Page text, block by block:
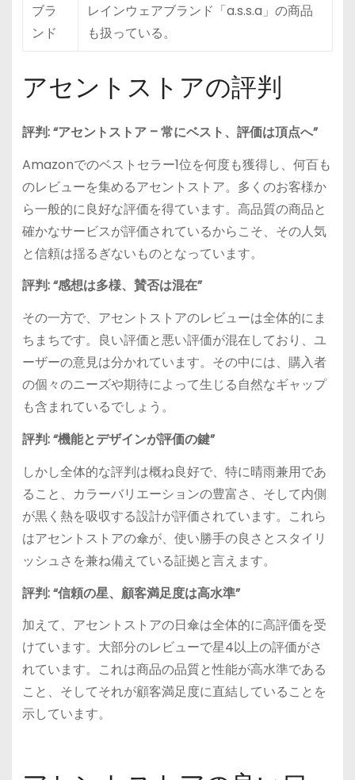
ブラ
ンド
レインウェアブランド「a.s.s.a」の商品
も扱っている。
アセントストアの評判
評判: “アセントストア – 常にベスト、評価は頂点へ”
Amazonでのベストセラー1位を何度も獲得し、何百も
のレビューを集めるアセントストア。多くのお客様か
ら一般的に良好な評価を得ています。高品質の商品と
確かなサービスが評価されているからこそ、その人気
と信頼は揺るぎないものとなっています。
評判: “感想は多様、賛否は混在”
その一方で、アセントストアのレビューは全体的にま
ちまちです。良い評価と悪い評価が混在しており、ユ
ーザーの意見は分かれています。その中には、購入者
の個々のニーズや期待によって生じる自然なギャップ
も含まれているでしょう。
評判: “機能とデザインが評価の鍵”
しかし全体的な評判は概ね良好で、特に晴雨兼用であ
ること、カラーバリエーションの豊富さ、そして内側
が黒く熱を吸収する設計が評価されています。これら
はアセントストアの傘が、使い勝手の良さとスタイリ
ッシュさを兼ね備えている証拠と言えます。
評判: “信頼の星、顧客満足度は高水準”
加えて、アセントストアの日傘は全体的に高評価を受
けています。大部分のレビューで星4以上の評価がさ
れています。これは商品の品質と性能が高水準である
こと、そしてそれが顧客満足度に直結していることを
示しています。